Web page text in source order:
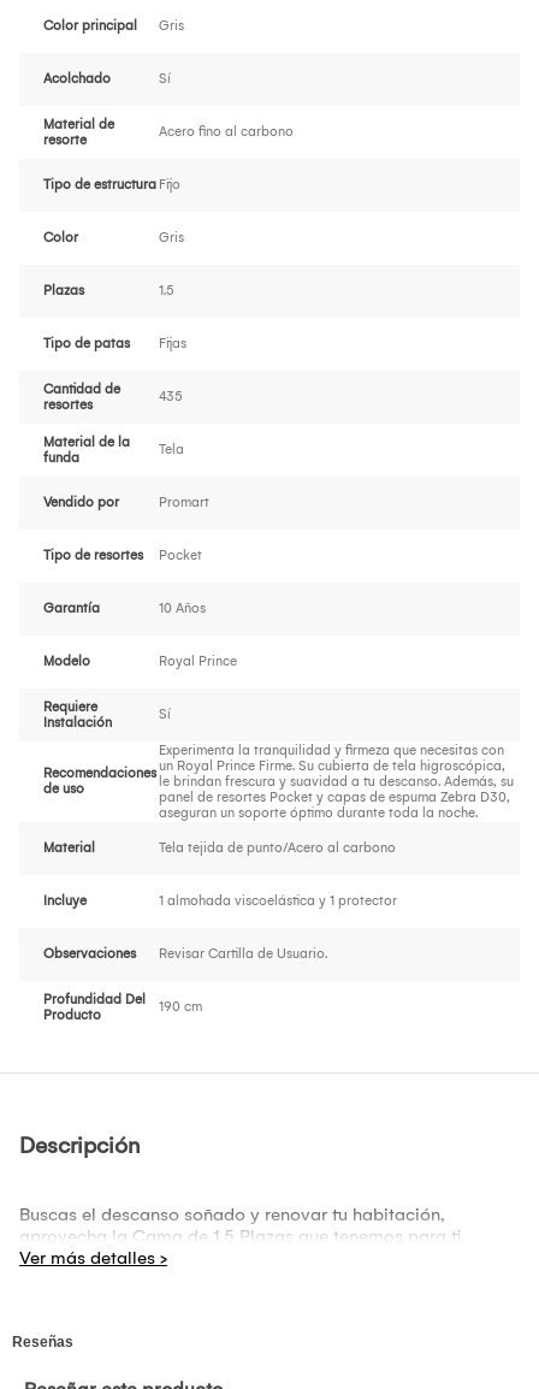
Color principal Gris
Acolchado Sí
Material de
resorte
Acero fino al carbono
Tipo de estructura Fijo
Color Gris
Plazas 1.5
Tipo de patas Fijas
Cantidad de
resortes
435
Material de la
funda
Tela
Vendido por Promart
Tipo de resortes Pocket
Garantía 10 Años
Modelo Royal Prince
Requiere
Instalación
Sí
Recomendaciones
de uso
Experimenta la tranquilidad y firmeza que necesitas con
un Royal Prince Firme. Su cubierta de tela higroscópica,
le brindan frescura y suavidad a tu descanso. Además, su
panel de resortes Pocket y capas de espuma Zebra D30,
aseguran un soporte óptimo durante toda la noche.
Material Tela tejida de punto/Acero al carbono
Incluye 1 almohada viscoelástica y 1 protector
Observaciones Revisar Cartilla de Usuario.
Profundidad Del
Producto
190 cm
Descripción
Buscas el descanso soñado y renovar tu habitación,
aprovecha la Cama de 1.5 Plazas que tenemos para ti.